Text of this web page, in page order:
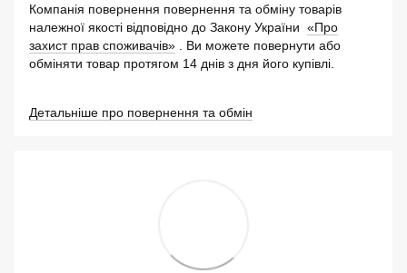
Компанія повернення повернення та обміну товарів
належної якості відповідно до Закону України «Про
захист прав споживачів» . Ви можете повернути або
обміняти товар протягом 14 днів з дня його купівлі.
Детальніше про повернення та обмін